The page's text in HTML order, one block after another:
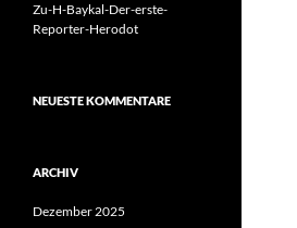
Zu-H-Baykal-Der-erste-
Reporter-Herodot
NEUESTE KOMMENTARE
ARCHIV
Dezember 2025